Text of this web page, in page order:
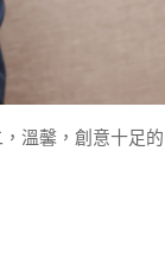
溫馨，創意十足的